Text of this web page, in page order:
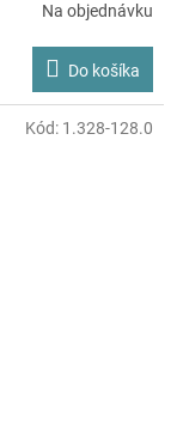
Na objednávku
Do košíka
Kód: 1.328-128.0